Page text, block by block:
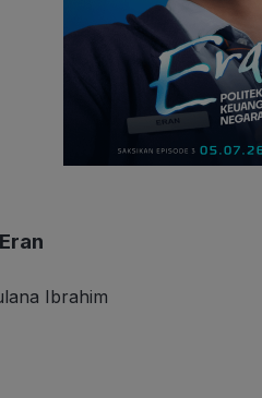
Ibrahim